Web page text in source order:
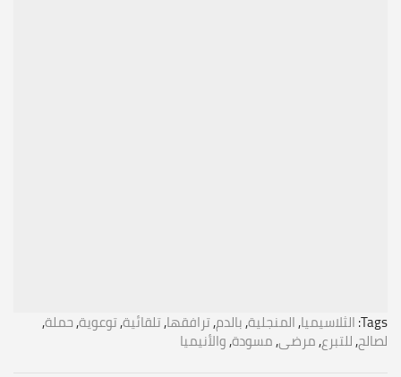
Tags: الثلاسيميا,المنجلية,بالدم,ترافقها,تلقائية,توعوية,حملة,
لصالح,للتبرع,مرضى,مسودة,والأنيميا